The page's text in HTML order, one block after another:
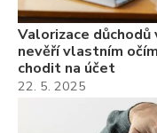
Valorizace důchodů
nevěří vlastním
chodit na účet
22. 5. 2025